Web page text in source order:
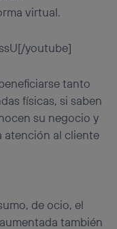
virtual.
youtube]
tanto
físicas, si saben
su negocio y
atención al cliente
de ocio, el
también